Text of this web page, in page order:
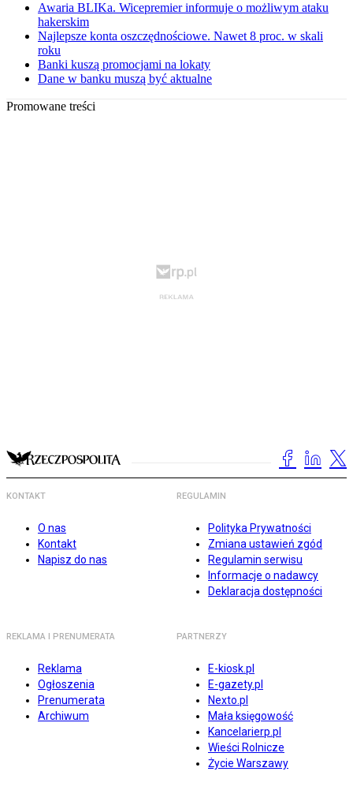
Awaria BLIKa. Wicepremier informuje o możliwym ataku
hakerskim
Najlepsze konta oszczędnościowe. Nawet 8 proc. w skali
roku
Banki kuszą promocjami na lokaty
Dane w banku muszą być aktualne
Promowane treści
KONTAKT
O nas
Kontakt
Napisz do nas
REGULAMIN
Polityka Prywatności
Zmiana ustawień zgód
Regulamin serwisu
Informacje o nadawcy
Deklaracja dostępności
REKLAMA I PRENUMERATA
Reklama
Ogłoszenia
Prenumerata
Archiwum
PARTNERZY
E-kiosk.pl
E-gazety.pl
Nexto.pl
Mała księgowość
Kancelarierp.pl
Wieści Rolnicze
Życie Warszawy